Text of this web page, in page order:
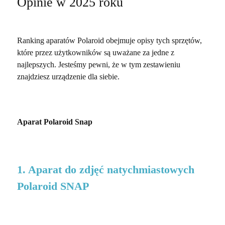
Ranking aparatów Polaroid obejmuje opisy tych sprzętów,
które przez użytkowników są uważane za jedne z
najlepszych. Jesteśmy pewni, że w tym zestawieniu
znajdziesz urządzenie dla siebie.
Aparat Polaroid Snap
1. Aparat do zdjęć natychmiastowych
Polaroid SNAP